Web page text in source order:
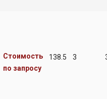
Стоимость
по запросу
138.5 3